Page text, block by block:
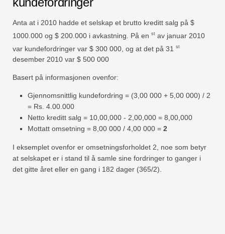
Anta at i 2010 hadde et selskap et brutto kreditt salg på $
1000.000 og $ 200.000 i avkastning. På en st av januar 2010
var kundefordringer var $ 300 000, og at det på 31
st
desember 2010 var $ 500 000
Basert på informasjonen ovenfor:
Gjennomsnittlig kundefordring = (3,00 000 + 5,00 000) / 2
= Rs. 4.00.000
Netto kreditt salg = 10,00,000 - 2,00,000 = 8,00,000
Mottatt omsetning = 8,00 000 / 4,00 000 = 2
I eksemplet ovenfor er omsetningsforholdet 2, noe som betyr
at selskapet er i stand til å samle sine fordringer to ganger i
det gitte året eller en gang i 182 dager (365/2).